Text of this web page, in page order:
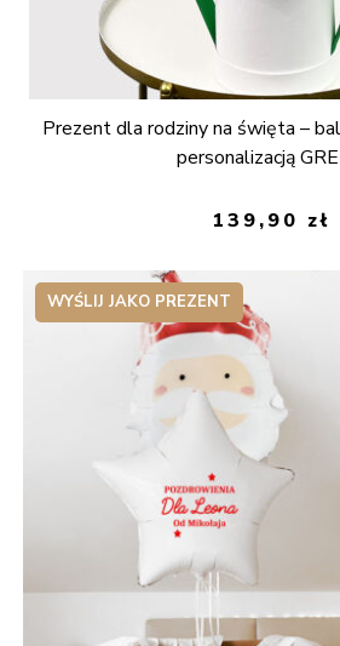
Prezent dla rodziny na święta –
personalizacją
139,90 zł
WYŚLIJ JAKO PREZENT